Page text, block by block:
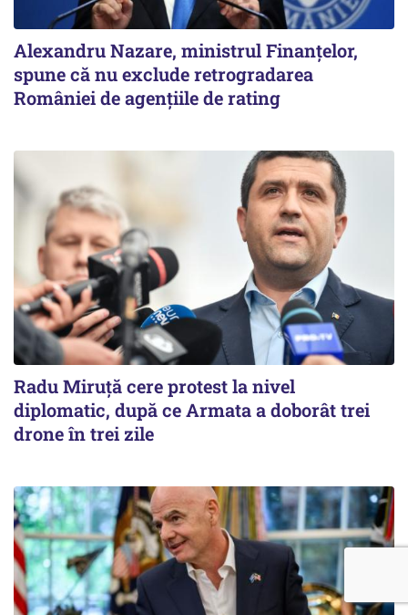
Alexandru Nazare, ministrul Finanţelor,
spune că nu exclude retrogradarea
României de agenţiile de rating
Radu Miruţă cere protest la nivel
diplomatic, după ce Armata a doborât trei
drone în trei zile